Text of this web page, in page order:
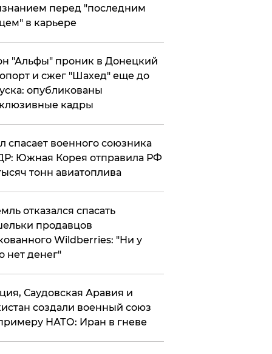
перед "последним
в карьере
"Альфы" проник в Донецкий
и сжег "Шахед" еще до
опубликованы
кадры
спасает военного союзника
Южная Корея отправила РФ
тонн авиатоплива
отказался спасать
продавцов
Wildberries: "Ни у
нет денег"
Саудовская Аравия и
создали военный союз
НАТО: Иран в гневе